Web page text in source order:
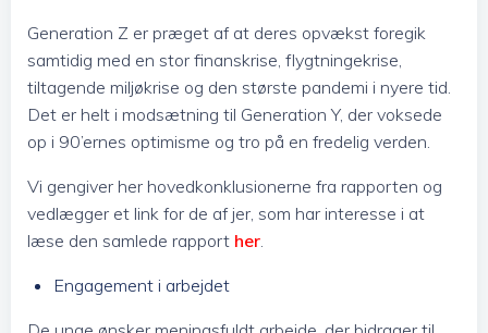
Generation Z er præget af at deres opvækst foregik
samtidig med en stor finanskrise, flygtningekrise,
tiltagende miljøkrise og den største pandemi i nyere tid.
Det er helt i modsætning til Generation Y, der voksede
op i 90’ernes optimisme og tro på en fredelig verden.
Vi gengiver her hovedkonklusionerne fra rapporten og
vedlægger et link for de af jer, som har interesse i at
læse den samlede rapport her.
Engagement i arbejdet